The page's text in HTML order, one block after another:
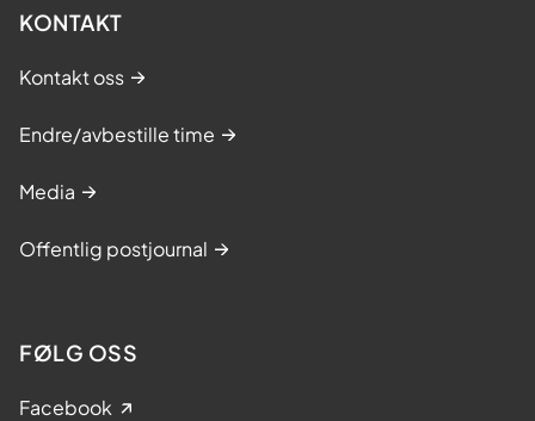
KONTAKT
Kontakt oss
Endre/avbestille time
Media
Offentlig postjournal
FØLG OSS
Facebook